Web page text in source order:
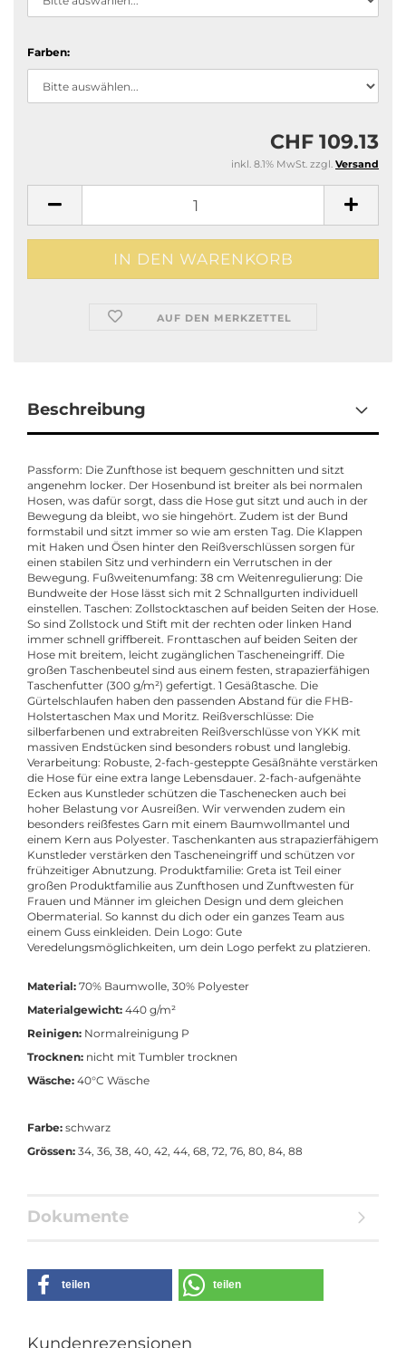
Farben:
CHF 109.13
inkl. 8.1% MwSt. zzgl. Versand
AUF DEN MERKZETTEL
Beschreibung
Passform: Die Zunfthose ist bequem geschnitten und sitzt
angenehm locker. Der Hosenbund ist breiter als bei normalen
Hosen, was dafür sorgt, dass die Hose gut sitzt und auch in der
Bewegung da bleibt, wo sie hingehört. Zudem ist der Bund
formstabil und sitzt immer so wie am ersten Tag. Die Klappen
mit Haken und Ösen hinter den Reißverschlüssen sorgen für
einen stabilen Sitz und verhindern ein Verrutschen in der
Bewegung. Fußweitenumfang: 38 cm Weitenregulierung: Die
Bundweite der Hose lässt sich mit 2 Schnallgurten individuell
einstellen. Taschen: Zollstocktaschen auf beiden Seiten der Hose.
So sind Zollstock und Stift mit der rechten oder linken Hand
immer schnell griffbereit. Fronttaschen auf beiden Seiten der
Hose mit breitem, leicht zugänglichen Tascheneingriff. Die
großen Taschenbeutel sind aus einem festen, strapazierfähigen
Taschenfutter (300 g/m²) gefertigt. 1 Gesäßtasche. Die
Gürtelschlaufen haben den passenden Abstand für die FHB-
Holstertaschen Max und Moritz. Reißverschlüsse: Die
silberfarbenen und extrabreiten Reißverschlüsse von YKK mit
massiven Endstücken sind besonders robust und langlebig.
Verarbeitung: Robuste, 2-fach-gesteppte Gesäßnähte verstärken
die Hose für eine extra lange Lebensdauer. 2-fach-aufgenähte
Ecken aus Kunstleder schützen die Taschenecken auch bei
hoher Belastung vor Ausreißen. Wir verwenden zudem ein
besonders reißfestes Garn mit einem Baumwollmantel und
einem Kern aus Polyester. Taschenkanten aus strapazierfähigem
Kunstleder verstärken den Tascheneingriff und schützen vor
frühzeitiger Abnutzung. Produktfamilie: Greta ist Teil einer
großen Produktfamilie aus Zunfthosen und Zunftwesten für
Frauen und Männer im gleichen Design und dem gleichen
Obermaterial. So kannst du dich oder ein ganzes Team aus
einem Guss einkleiden. Dein Logo: Gute
Veredelungsmöglichkeiten, um dein Logo perfekt zu platzieren.
Material: 70% Baumwolle, 30% Polyester
Materialgewicht: 440 g/m²
Reinigen: Normalreinigung P
Trocknen: nicht mit Tumbler trocknen
Wäsche: 40°C Wäsche
Farbe: schwarz
Grössen: 34, 36, 38, 40, 42, 44, 68, 72, 76, 80, 84, 88
Dokumente
teilen teilen
Kundenrezensionen